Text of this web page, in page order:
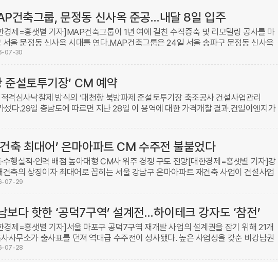
건축그룹, 문정동 신사옥 준공…내달 8일 입주
경제=홍샛별 기자]MAP건축그룹이 1년 여에 걸친 수직증축 및 리모델링 공사를 마
서울 문정동 신사옥 시대를 연다.MAP건축그룹은 24일 서울 송파구 문정동 신사옥
한 준공 승인을 획득하고 다음 달 8일 본격적인 입주에 들어간다고 28일 밝혔다. 지
07-30
준설토투기장’ CM 예약
격심사낙찰제 방식의 ‘대천항 북방파제 준설토투기장 축조공사 건설사업관리
섰다.29일 충남도에 따르면 지난 28일 이 용역에 대한 가격개찰 결과,건일이엔지가
억4900만원을 써내 ...
축 최대어’ 은마아파트 CM 수주전 불붙었다
수행실적·인력 배점 높아대형 CM사 위주 경쟁 구도 전망[대한경제=홍샛별 기자]강
건축의 상징이자 최대어로 꼽히는 서울 강남구 은마아파트 재건축 사업이 건설사업
용역업체 선정에 나섰다. 높은 입찰 자격 문턱과 사업의 상징성이 맞물려 국내
07-29
보다 핫한 ‘공덕7구역’ 설계전…하이테크 강자도 ‘참전’
경제=홍샛별 기자]서울 마포구 공덕7구역 재개발 사업의 설계권을 잡기 위해 21개
사무소가 출사표를 던져 역대급 수주전이 성사됐다. 높은 사업성을 갖춘 비강남권
입지라 대형·중견사는 물론 하이테크 설계에 특화된 업체까지 몰려 눈길을 끈다. 27
07-28